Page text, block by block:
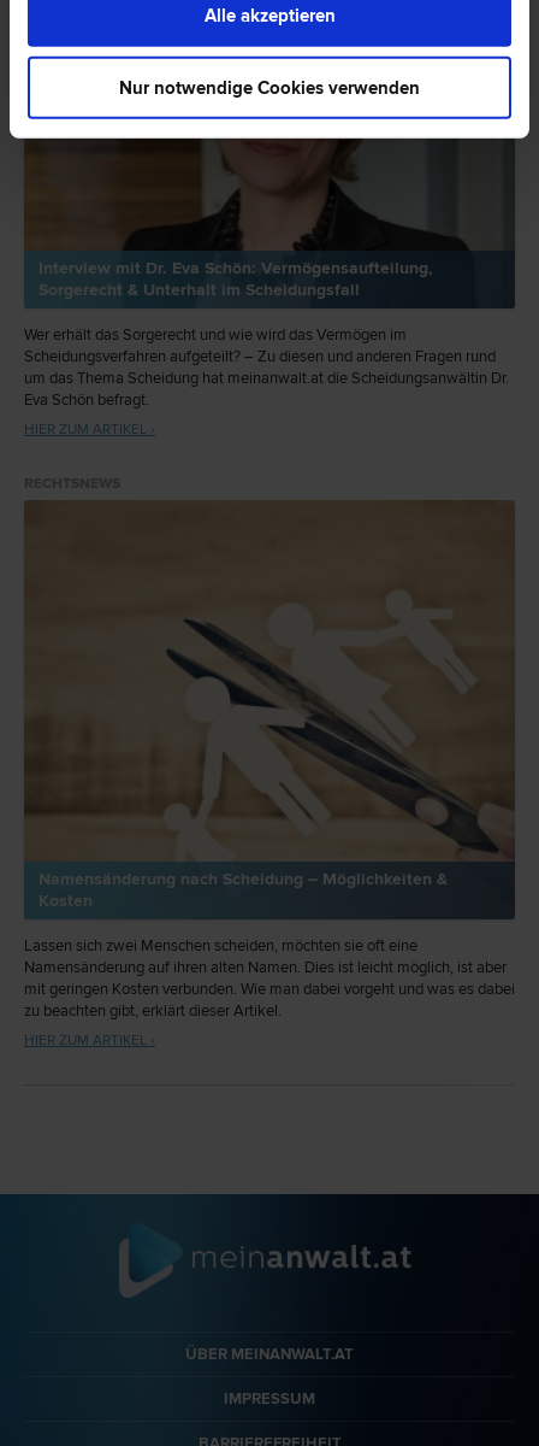
Alle akzeptieren
Nur notwendige Cookies verwenden
Interview mit Dr. Eva Schön: Vermögensaufteilung,
Sorgerecht & Unterhalt im Scheidungsfall
Wer erhält das Sorgerecht und wie wird das Vermögen im
Scheidungsverfahren aufgeteilt? – Zu diesen und anderen Fragen rund
um das Thema Scheidung hat meinanwalt.at die Scheidungsanwältin Dr.
Eva Schön befragt.
HIER ZUM ARTIKEL ›
Namensänderung nach Scheidung – Möglichkeiten &
Kosten
Lassen sich zwei Menschen scheiden, möchten sie oft eine
Namensänderung auf ihren alten Namen. Dies ist leicht möglich, ist aber
mit geringen Kosten verbunden. Wie man dabei vorgeht und was es dabei
zu beachten gibt, erklärt dieser Artikel.
HIER ZUM ARTIKEL ›
ÜBER MEINANWALT.AT
IMPRESSUM